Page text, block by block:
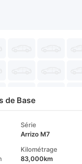
de Base
Série
Arrizo M7
Kilométrage
83,000km